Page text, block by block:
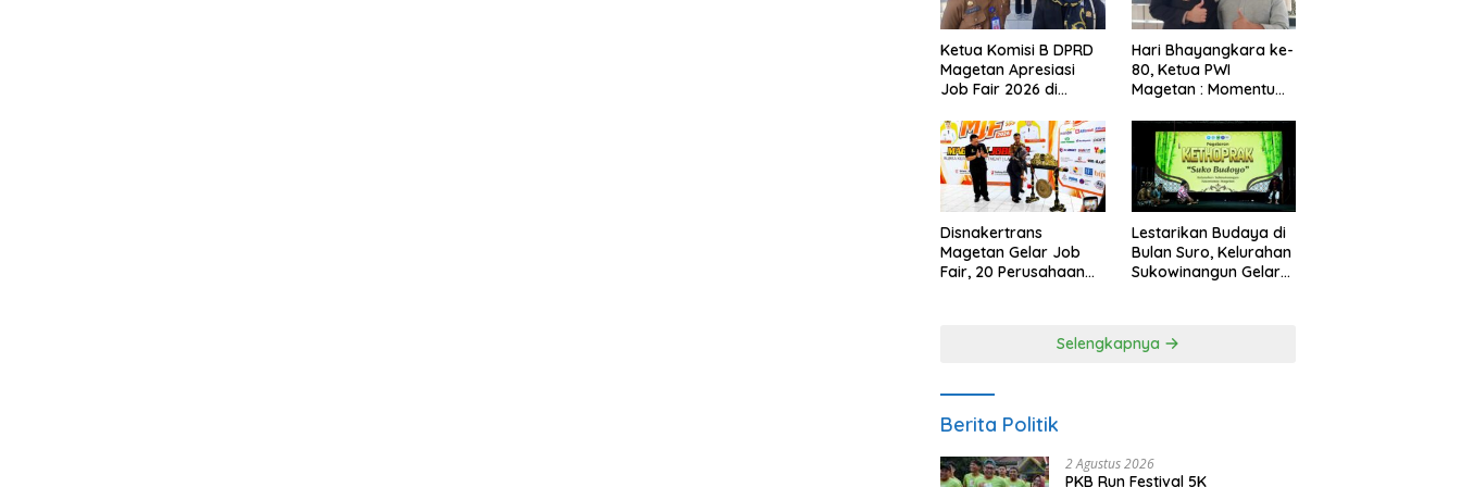
Ketua Komisi B DPRD
Magetan Apresiasi
Job Fair 2026 di
Anggaran
Hari Bhayangkara ke-
80, Ketua PWI
Magetan : Momentum
Kepercayaan Publik
Disnakertrans
Magetan Gelar Job
Fair, 20 Perusahaan
Lestarikan Budaya di
Bulan Suro, Kelurahan
Sukowinangun Gelar
Selengkapnya
Berita Politik
2 Agustus 2026
PKB Run Festival 5K